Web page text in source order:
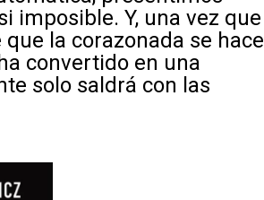
imposible. Y, una vez que
la corazonada se hace
convertido en una
solo saldrá con las